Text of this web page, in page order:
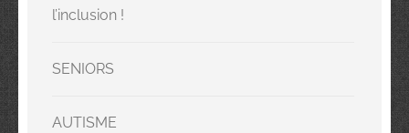
l’inclusion !
SENIORS
AUTISME